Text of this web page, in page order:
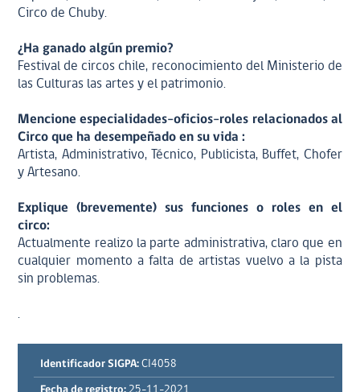
Circo de Chuby.
¿Ha ganado algún premio?
Festival de circos chile, reconocimiento del Ministerio de
las Culturas las artes y el patrimonio.
Mencione especialidades-oficios-roles relacionados al
Circo que ha desempeñado en su vida :
Artista, Administrativo, Técnico, Publicista, Buffet, Chofer
y Artesano.
Explique (brevemente) sus funciones o roles en el
circo:
Actualmente realizo la parte administrativa, claro que en
cualquier momento a falta de artistas vuelvo a la pista
sin problemas.
.
Identificador SIGPA: CI4058